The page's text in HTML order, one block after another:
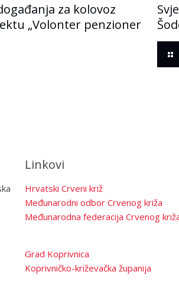
za kolovoz
„Volonter penzioner
Linkovi
Hrvatski Crveni križ
Međunarodni odbor Crvenog križa
Međunarodna federacija Crvenog
Grad Koprivnica
Koprivničko-križevačka županija